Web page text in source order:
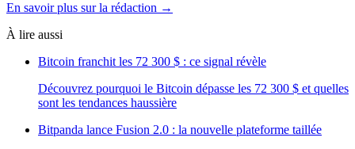
En savoir plus sur la rédaction →
À lire aussi
Bitcoin franchit les 72 300 $ : ce signal révèle
Découvrez pourquoi le Bitcoin dépasse les 72 300 $ et quelles
sont les tendances haussière
Bitpanda lance Fusion 2.0 : la nouvelle plateforme taillée